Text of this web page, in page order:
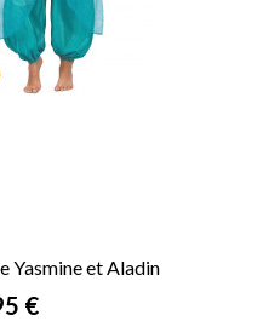
Yasmine et Aladin
€